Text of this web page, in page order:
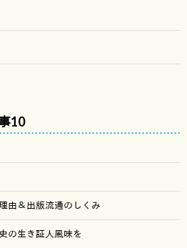
10
由＆出版流通のしくみ
の生き証人風味を